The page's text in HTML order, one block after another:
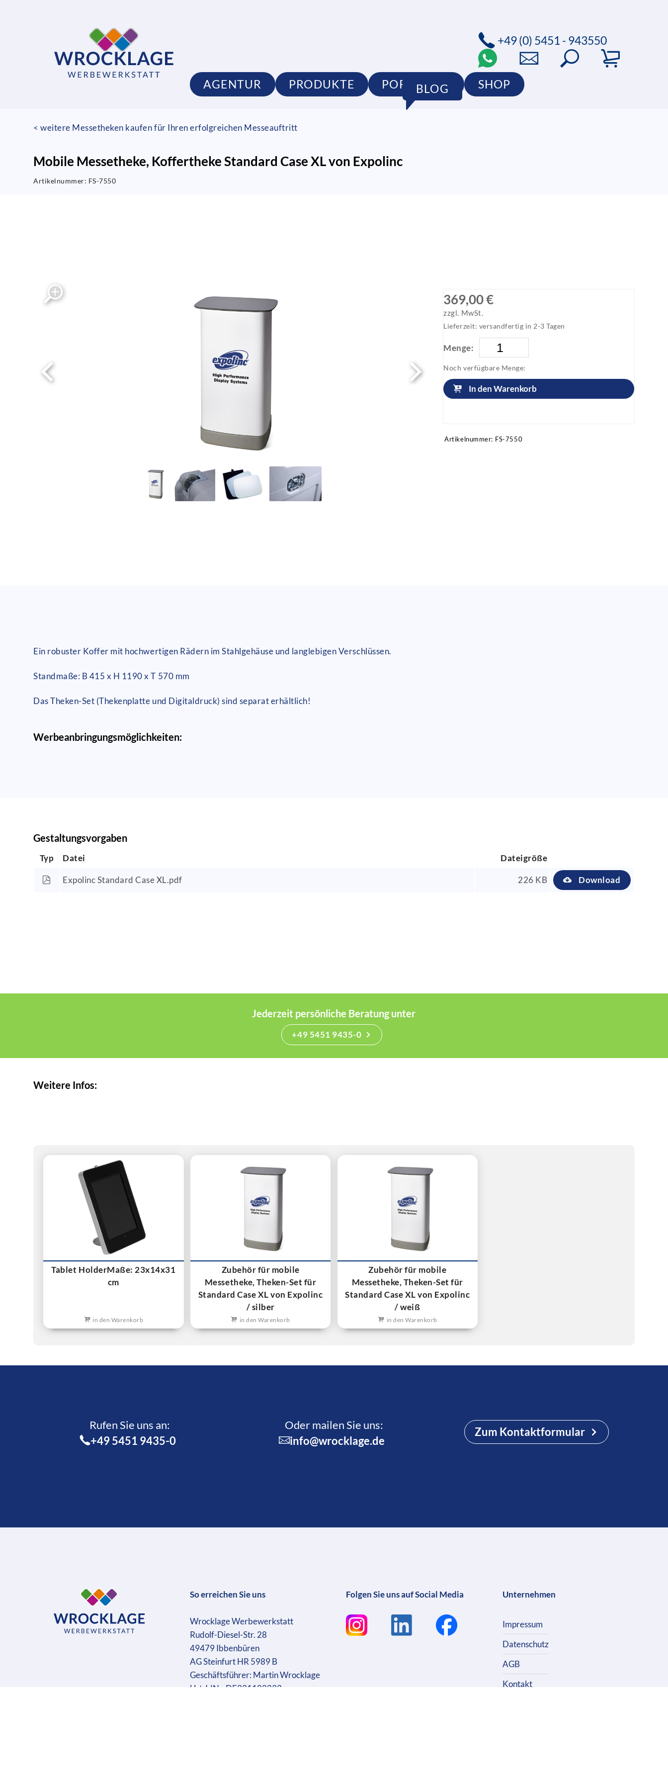
AGENTUR PRODUKTE PORTFOLIO SHOP
BLOG
+49 (0) 5451 - 943550
< weitere Messetheken kaufen für Ihren erfolgreichen Messeauftritt
Mobile Messetheke, Koffertheke Standard Case XL von Expolinc
Artikelnummer: FS-7550
369,00 €
zzgl. MwSt.
Lieferzeit: versandfertig in 2-3 Tagen
Menge:
Noch verfügbare Menge:
In den Warenkorb
Artikelnummer: FS-7550
Ein robuster Koffer mit hochwertigen Rädern im Stahlgehäuse und langlebigen Verschlüssen.
Standmaße: B 415 x H 1190 x T 570 mm
Das Theken-Set (Thekenplatte und Digitaldruck) sind separat erhältlich!
Werbeanbringungsmöglichkeiten:
Gestaltungsvorgaben
Typ Datei Dateigröße
Expolinc Standard Case XL.pdf 226 KB Download
Jederzeit persönliche Beratung unter
+49 5451 9435-0
Weitere Infos:
Tablet HolderMaße: 23x14x31
cm
in den Warenkorb
Zubehör für mobile
Messetheke, Theken-Set für
Standard Case XL von Expolinc
/ silber
in den Warenkorb
Zubehör für mobile
Messetheke, Theken-Set für
Standard Case XL von Expolinc
/ weiß
in den Warenkorb
Rufen Sie uns an:­
+49 5451 9435-0
Oder mailen Sie uns:
info@wrocklage.de
Zum Kontaktformular
So erreichen Sie uns
Wrocklage Werbewerkstatt
Rudolf-Diesel-Str. 28
49479 Ibbenbüren
AG Steinfurt HR 5989 B
Geschäftsführer: Martin Wrocklage
Ust-IdNr. DE231182233
Folgen Sie uns auf Social Media Unternehmen
Impressum
Datenschutz
AGB
Kontakt